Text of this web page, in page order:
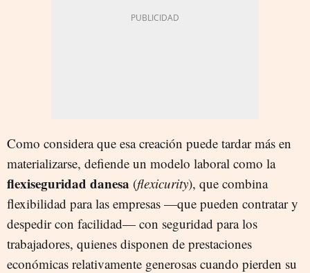
Como considera que esa creación puede tardar más en
materializarse, defiende un modelo laboral como la
flexiseguridad danesa (flexicurity), que combina
flexibilidad para las empresas —que pueden contratar y
despedir con facilidad— con seguridad para los
trabajadores, quienes disponen de prestaciones
económicas relativamente generosas cuando pierden su